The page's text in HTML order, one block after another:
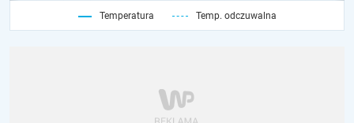
Temperatura Temp. odczuwalna